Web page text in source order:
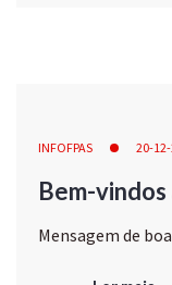
INFOFPAS 20-
Bem-vindos
Mensagem de